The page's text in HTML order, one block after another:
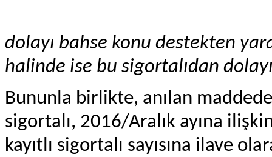
dolayı bahse konu destekten
halinde ise bu sigortalıdan
Bununla birlikte, anılan
sigortalı, 2016/Aralık ayına
kayıtlı sigortalı sayısına ilave